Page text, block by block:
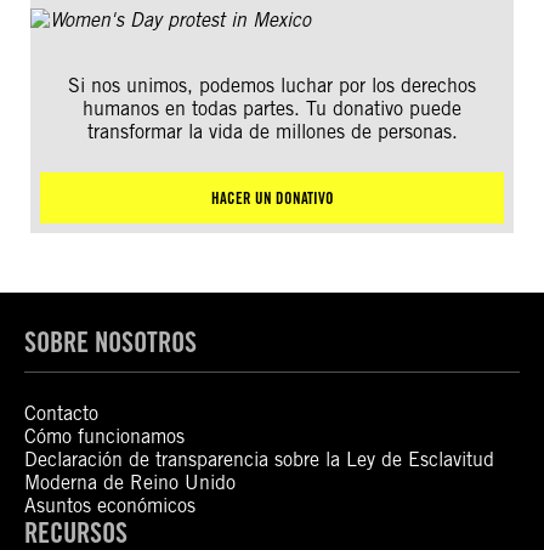
Si nos unimos, podemos luchar por los derechos
humanos en todas partes. Tu donativo puede
transformar la vida de millones de personas.
HACER UN DONATIVO
SOBRE NOSOTROS
Contacto
Cómo funcionamos
Declaración de transparencia sobre la Ley de Esclavitud
Moderna de Reino Unido
Asuntos económicos
RECURSOS